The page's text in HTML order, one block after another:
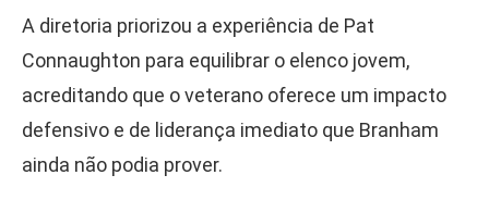
A diretoria priorizou a experiência de Pat
Connaughton para equilibrar o elenco jovem,
acreditando que o veterano oferece um impacto
defensivo e de liderança imediato que Branham
ainda não podia prover.